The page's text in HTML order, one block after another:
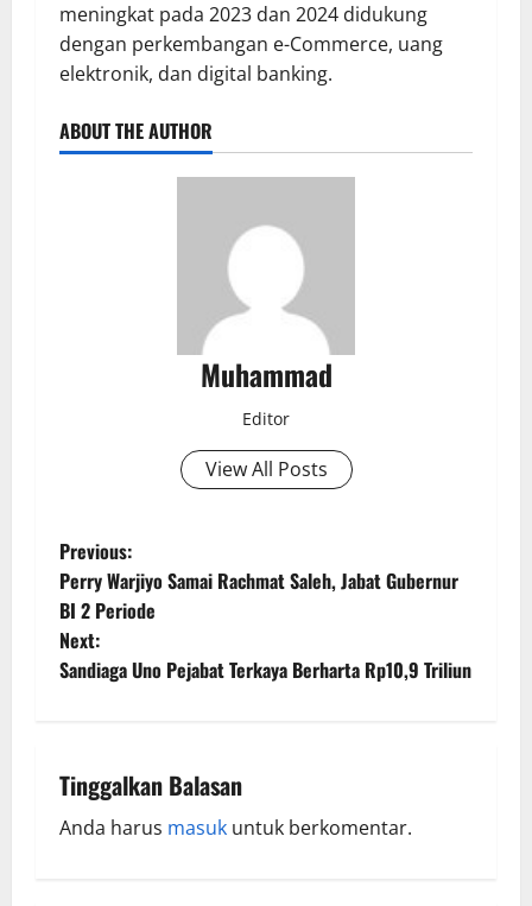
meningkat pada 2023 dan 2024 didukung
dengan perkembangan e-Commerce, uang
elektronik, dan digital banking.
ABOUT THE AUTHOR
Muhammad
Editor
View All Posts
Previous:
Perry Warjiyo Samai Rachmat Saleh, Jabat Gubernur
BI 2 Periode
Next:
Sandiaga Uno Pejabat Terkaya Berharta Rp10,9 Triliun
Tinggalkan Balasan
Anda harus masuk untuk berkomentar.